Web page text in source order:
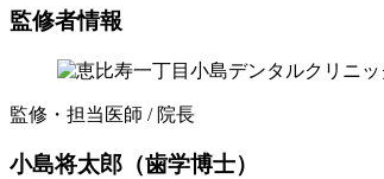
監修者情報
監修・担当医師 / 院長
小島将太郎（歯学博士）